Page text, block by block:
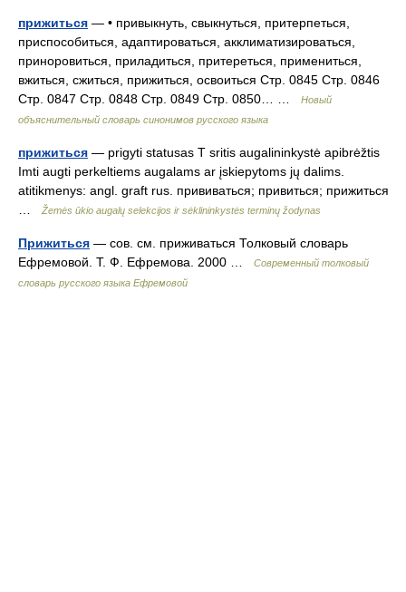
прижиться — • привыкнуть, свыкнуться, притерпеться,
приспособиться, адаптироваться, акклиматизироваться,
приноровиться, приладиться, притереться, примениться,
вжиться, сжиться, прижиться, освоиться Стр. 0845 Стр. 0846
Стр. 0847 Стр. 0848 Стр. 0849 Стр. 0850… …
Новый
объяснительный словарь синонимов русского языка
прижиться — prigyti statusas T sritis augalininkystė apibrėžtis
Imti augti perkeltiems augalams ar įskiepytoms jų dalims.
atitikmenys: angl. graft rus. прививаться; привиться; прижиться
Žemės ūkio augalų selekcijos ir sėklininkystės terminų žodynas
Прижиться — сов. см. приживаться Толковый словарь
Ефремовой. Т. Ф. Ефремова. 2000 …
Современный толковый
словарь русского языка Ефремовой